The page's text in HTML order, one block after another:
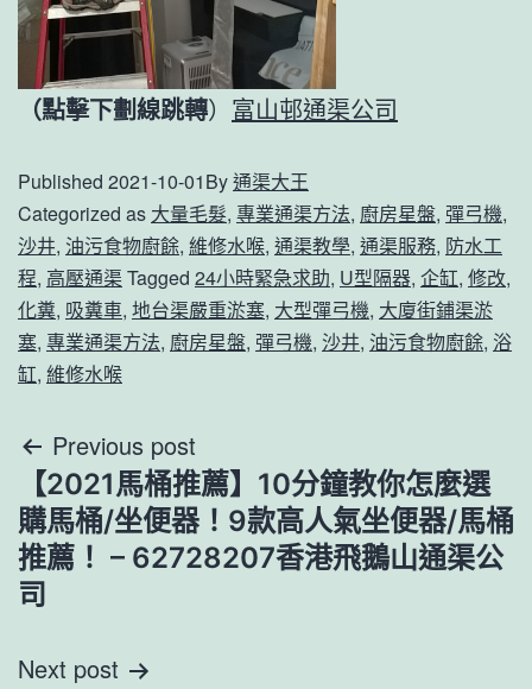
（點擊下劃線跳轉） 富山邨通渠公司
Published 2021-10-01By通渠大王
Categorized as 大量毛髮, 專業通渠方法, 廚房星盤, 彈弓機,
沙井, 油污食物廚餘, 維修水喉, 通渠教學, 通渠服務, 防水工
程, 高壓通渠 Tagged 24小時緊急求助, U型隔器, 企缸, 修改,
化糞, 吸糞車, 地台渠嚴重淤塞, 大型彈弓機, 大廈街鋪渠淤
塞, 專業通渠方法, 廚房星盤, 彈弓機, 沙井, 油污食物廚餘, 浴
缸, 維修水喉
文
章
導
覽
Previous post
【2021馬桶推薦】10分鐘教你怎麼選
購馬桶/坐便器！9款高人氣坐便器/馬桶
推薦！ – 62728207香港飛鵝山通渠公
司
Next post